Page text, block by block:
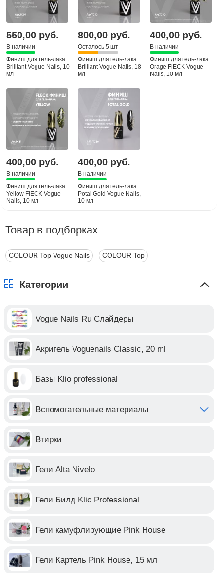
550,00 руб.
В наличии
Финиш для гель-лака
Brilliant Vogue Nails, 10
мл
800,00 руб.
Осталось 5 шт
Финиш для гель-лака
Brilliant Vogue Nails, 18
мл
400,00 руб.
В наличии
Финиш для гель-лака
Orage FlECK Vogue
Nails, 10 мл
400,00 руб.
В наличии
Финиш для гель-лака
Yellow FlECK Vogue
Nails, 10 мл
400,00 руб.
В наличии
Финиш для гель-лака
Potal Gold Vogue Nails,
10 мл
Товар в подборках
COLOUR Top Vogue Nails COLOUR Top
Категории
Vogue Nails Ru Слайдеры
Акригель Voguenails Classic, 20 ml
Базы Klio professional
Вспомогательные материалы
Втирки
Гели Alta Nivelo
Гели Билд Klio Professional
Гели камуфлирующие Pink House
Гели Картель Pink House, 15 мл